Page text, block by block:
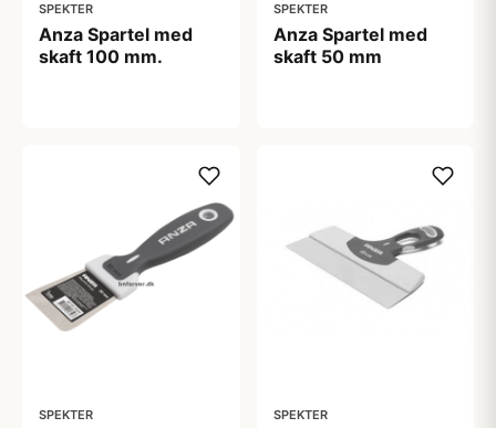
SPEKTER
Anza Spartel med
skaft 100 mm.
SPEKTER
Anza Spartel med
skaft 50 mm
SPEKTER SPEKTER